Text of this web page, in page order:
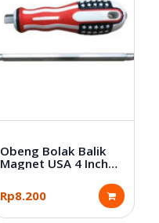
Obeng Bolak Balik
Magnet USA 4 Inch
Rp8.200